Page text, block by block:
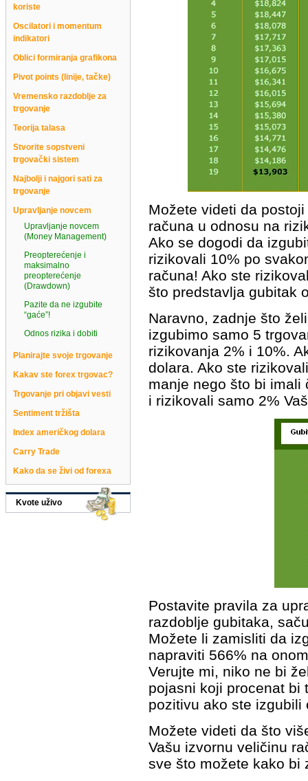
koriste
Oscilatori i momentum
indikatori
Oblici formiranja grafikona
Pivot points (linije, tačke)
Vremensko razdoblje za
trgovanje
Teorija talasa
Stvorite sopstveni
trgovački sistem
Najbolji i najgori sati za
trgovanje
Upravljanje novcem
Upravljanje novcem
(Money Management)
Preopterećenje i
maksimalno
preopterećenje
(Drawdown)
Pazite da ne izgubite
“gaće”!
Odnos rizika i dobiti
Planirajte svoje trgovanje
Kakav ste forex trgovac?
Trgovanje pri objavi vesti
Sentiment tržišta
Index američkog dolara
Carry Trade
Kako da se živi od forexa
Kvote uživo
Možete videti da
računa u odnosu na
Ako se dogodi da
rizikovali 10% po
računa! Ako ste
što predstavlja gubitak
Naravno, zadnje što
izgubimo samo 5
rizikovanja 2% i 10%.
dolara. Ako ste
manje nego što bi imali
i rizikovali samo 2%
Postavite pravila za
razdoblje gubitaka,
Možete li zamisliti da
napraviti 566% na
Verujte mi, niko ne bi
pojasni koji procenat bi
pozitivu ako ste izgubili
Možete videti da što
Vašu izvornu veličinu
sve što možete kako bi